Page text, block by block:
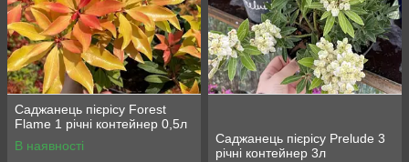
Саджанець пієрісу Forest
Flame 1 річні контейнер 0,5л
В наявності
Саджанець пієрісу Prelude 3
річні контейнер 3л